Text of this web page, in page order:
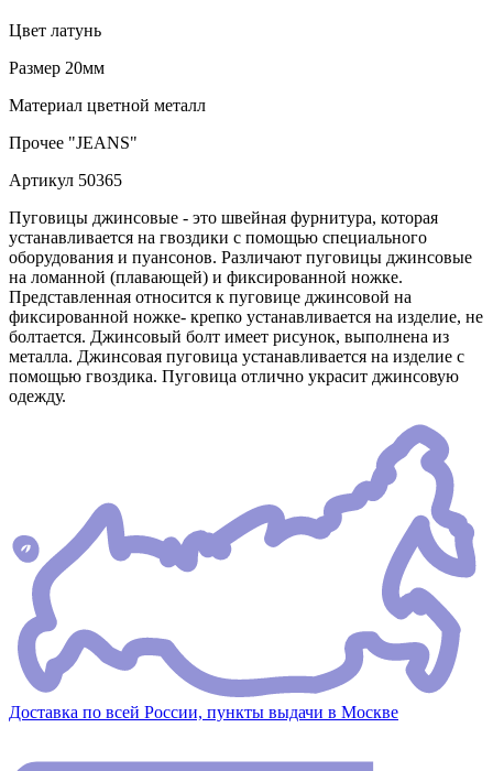
Цвет латунь
Размер 20мм
Материал цветной металл
Прочее "JEANS"
Артикул 50365
Пуговицы джинсовые - это швейная фурнитура, которая
устанавливается на гвоздики с помощью специального
оборудования и пуансонов. Различают пуговицы джинсовые
на ломанной (плавающей) и фиксированной ножке.
Представленная относится к пуговице джинсовой на
фиксированной ножке- крепко устанавливается на изделие, не
болтается. Джинсовый болт имеет рисунок, выполнена из
металла. Джинсовая пуговица устанавливается на изделие с
помощью гвоздика. Пуговица отлично украсит джинсовую
одежду.
Доставка по всей России, пункты выдачи в Москве